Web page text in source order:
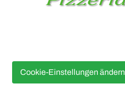
Cookie-Einstellungen ändern